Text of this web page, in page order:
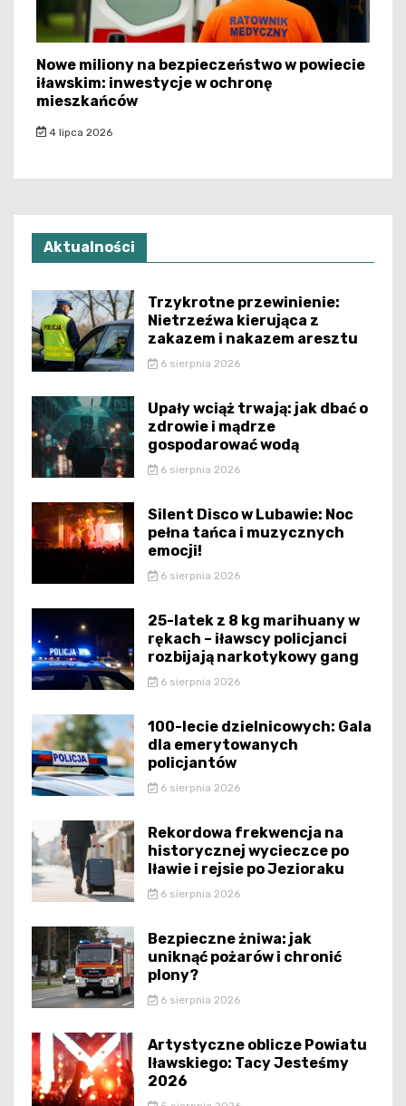
Nowe miliony na bezpieczeństwo w powiecie
iławskim: inwestycje w ochronę
mieszkańców
4 lipca 2026
Aktualności
Trzykrotne przewinienie:
Nietrzeźwa kierująca z
zakazem i nakazem aresztu
6 sierpnia 2026
Upały wciąż trwają: jak dbać o
zdrowie i mądrze
gospodarować wodą
6 sierpnia 2026
Silent Disco w Lubawie: Noc
pełna tańca i muzycznych
emocji!
6 sierpnia 2026
25-latek z 8 kg marihuany w
rękach – iławscy policjanci
rozbijają narkotykowy gang
6 sierpnia 2026
100-lecie dzielnicowych: Gala
dla emerytowanych
policjantów
6 sierpnia 2026
Rekordowa frekwencja na
historycznej wycieczce po
Iławie i rejsie po Jezioraku
6 sierpnia 2026
Bezpieczne żniwa: jak
uniknąć pożarów i chronić
plony?
6 sierpnia 2026
Artystyczne oblicze Powiatu
Iławskiego: Tacy Jesteśmy
2026